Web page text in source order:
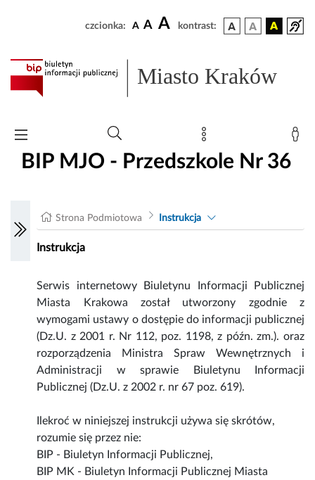
czcionka: A A A kontrast:
Miasto Kraków
BIP MJO - Przedszkole Nr 36
Strona Podmiotowa Instrukcja
Instrukcja
Serwis internetowy Biuletynu Informacji Publicznej
Miasta Krakowa został utworzony zgodnie z
wymogami ustawy o dostępie do informacji publicznej
(Dz.U. z 2001 r. Nr 112, poz. 1198, z późn. zm.). oraz
rozporządzenia Ministra Spraw Wewnętrznych i
Administracji w sprawie Biuletynu Informacji
Publicznej (Dz.U. z 2002 r. nr 67 poz. 619).
Ilekroć w niniejszej instrukcji używa się skrótów,
rozumie się przez nie:
BIP - Biuletyn Informacji Publicznej,
BIP MK - Biuletyn Informacji Publicznej Miasta